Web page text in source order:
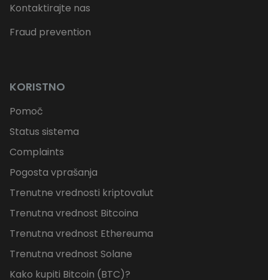
Kontaktirajte nas
Fraud prevention
KORISTNO
Pomoč
Status sistema
Complaints
Pogosta vprašanja
Trenutne vrednosti kriptovalut
Trenutna vrednost Bitcoina
Trenutna vrednost Ethereuma
Trenutna vrednost Solane
Kako kupiti Bitcoin (BTC)?